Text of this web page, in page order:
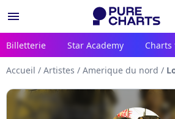
menu
Billetterie Star Academy Charts
Accueil / Artistes / Amerique du nord /